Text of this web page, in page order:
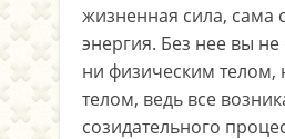
жизненная сила, сама
энергия. Без нее вы
ни физическим
телом, ведь все
созидательного